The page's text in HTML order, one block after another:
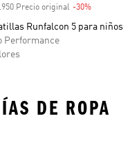
Precio original -30%
Runfalcon 5 para niños
Performance
DE ROPA